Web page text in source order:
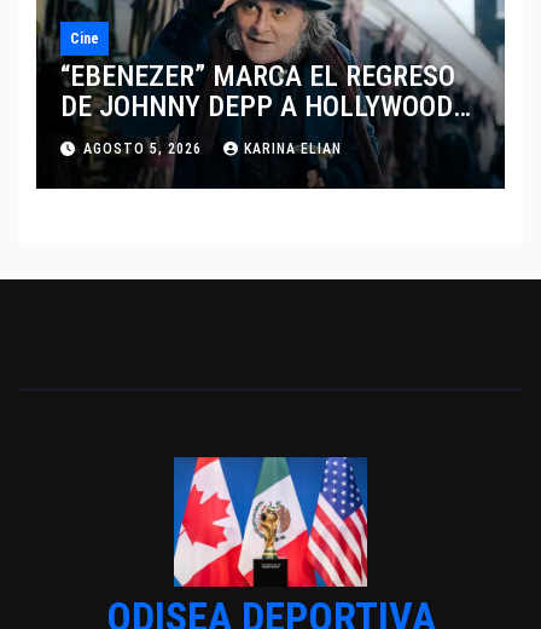
Cine
“EBENEZER” MARCA EL REGRESO
DE JOHNNY DEPP A HOLLYWOOD
TRAS SU PASO POR EL CINE
INDEPENDIENTE EUROPEO
AGOSTO 5, 2026 KARINA ELIAN
ODISEA DEPORTIVA